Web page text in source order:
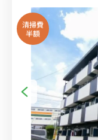
清掃費
半額